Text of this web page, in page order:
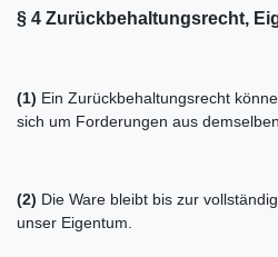
§ 4 Zurückbehaltungsrecht,
(1) Ein Zurückbehaltungsrecht
sich um Forderungen aus
(2) Die Ware bleibt bis zur
unser Eigentum.